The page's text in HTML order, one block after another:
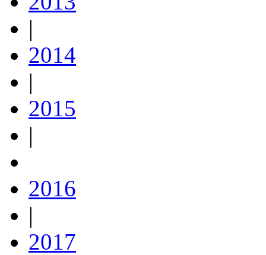
|
2014
|
2015
|
2016
|
2017